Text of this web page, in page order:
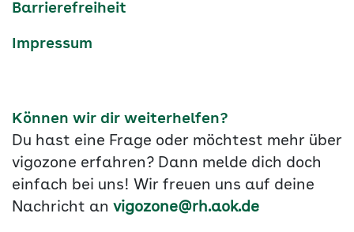
Barrierefreiheit
Impressum
Können wir dir weiterhelfen?
Du hast eine Frage oder möchtest mehr über
vigozone erfahren? Dann melde dich doch
einfach bei uns! Wir freuen uns auf deine
Nachricht an vigozone@rh.aok.de